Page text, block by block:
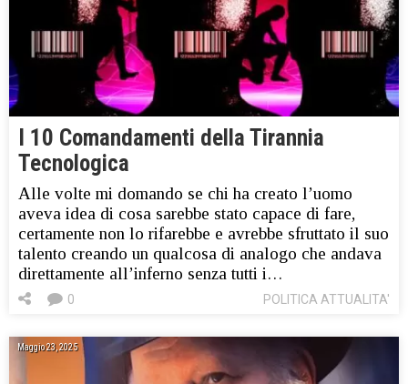
I 10 Comandamenti della Tirannia
Tecnologica
Alle volte mi domando se chi ha creato l’uomo
aveva idea di cosa sarebbe stato capace di fare,
certamente non lo rifarebbe e avrebbe sfruttato il suo
talento creando un qualcosa di analogo che andava
direttamente all’inferno senza tutti i…
POLITICA ATTUALITA'
0
Maggio 23, 2025